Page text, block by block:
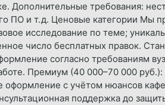
Дополнительные требования:
ПО и т. д. Ценовые категории Мы
исследование по теме;
число бесплатных правок.
согласно требованиям
Премиум (40 000–70 000
оформление с учётом нюансов
поддержка до